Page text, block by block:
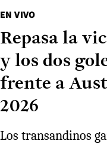
EN VIVO
Repasa la
y los dos
frente a
2026
Los transandinos